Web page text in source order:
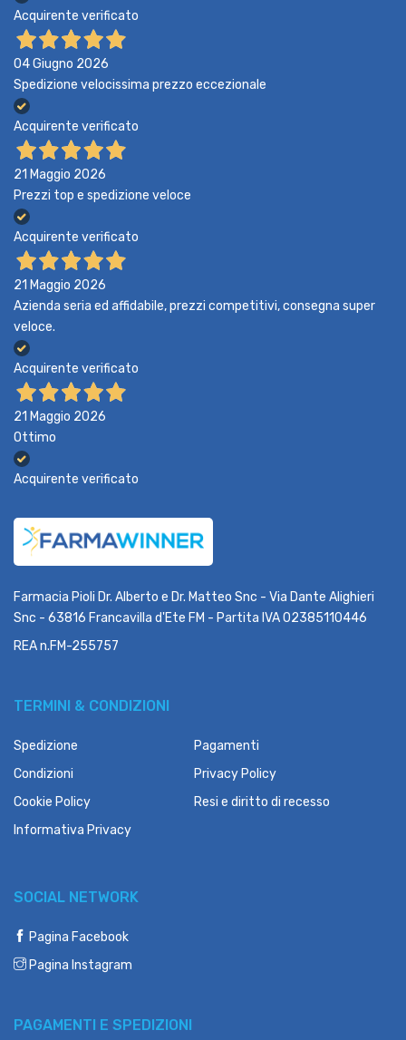
Acquirente verificato
04 Giugno 2026
Spedizione velocissima prezzo eccezionale
Acquirente verificato
21 Maggio 2026
Prezzi top e spedizione veloce
Acquirente verificato
21 Maggio 2026
Azienda seria ed affidabile, prezzi competitivi, consegna super
veloce.
Acquirente verificato
21 Maggio 2026
Ottimo
Acquirente verificato
Farmacia Pioli Dr. Alberto e Dr. Matteo Snc - Via Dante Alighieri
Snc - 63816 Francavilla d'Ete FM - Partita IVA 02385110446
REA n.FM-255757
TERMINI & CONDIZIONI
Spedizione
Pagamenti
Condizioni
Privacy Policy
Cookie Policy
Resi e diritto di recesso
Informativa Privacy
SOCIAL NETWORK
Pagina Facebook
Pagina Instagram
PAGAMENTI E SPEDIZIONI